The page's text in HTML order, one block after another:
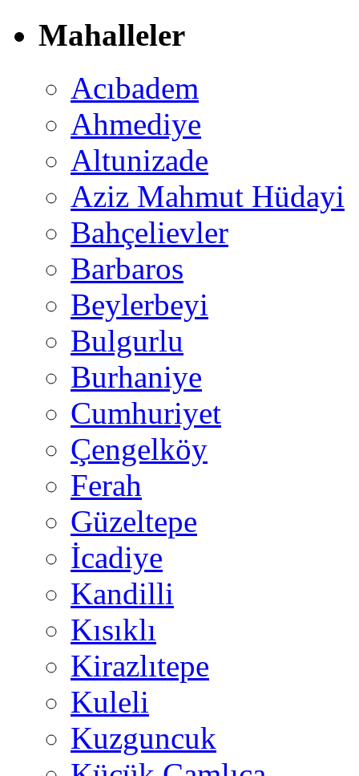
Mahalleler
Acıbadem
Ahmediye
Altunizade
Aziz Mahmut Hüdayi
Bahçelievler
Barbaros
Beylerbeyi
Bulgurlu
Burhaniye
Cumhuriyet
Çengelköy
Ferah
Güzeltepe
İcadiye
Kandilli
Kısıklı
Kirazlıtepe
Kuleli
Kuzguncuk